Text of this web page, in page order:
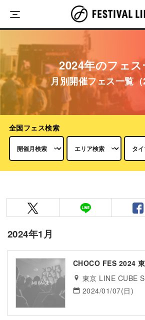
content
2024年のフェス
月別開催フェス一覧（
全国フェス検索
2024年1月
CHOCO FES 2024
東京 LINE CUBE
2024/01/07(日)